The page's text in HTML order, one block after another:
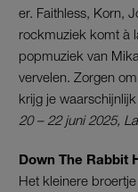
er. Faithless, Korn,
rockmuziek komt à
popmuziek van
vervelen. Zorgen
krijg je waarschijnlijk
20 – 22 juni 2025,
Down The Rabbit
Het kleinere